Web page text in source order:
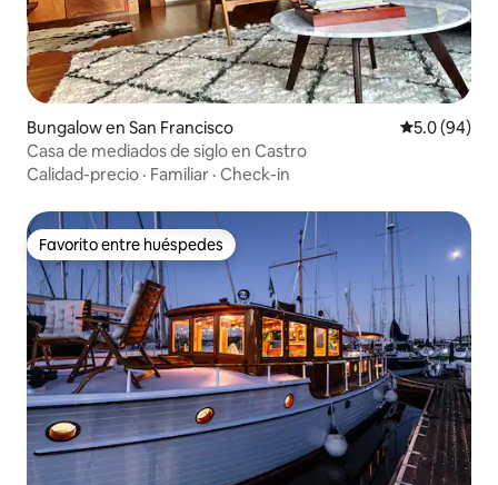
Bungalow en San Francisco Calificación
5.0 (94)
Casa de mediados de siglo en Castro
Calidad-precio · Familiar · Check-in
Favorito entre huéspedes
Favorito entre huéspedes